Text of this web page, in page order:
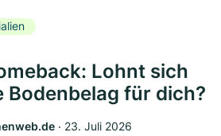
Lohnt sich
Bodenbelag für dich?
‧ 23. Juli 2026